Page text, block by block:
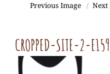
Previous Image Next
CROPPED-SITE-2-